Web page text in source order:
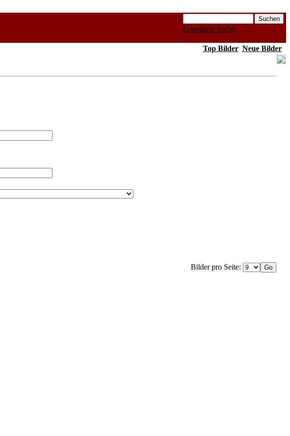
Erweiterte Suche
Top Bilder Neue Bilder
Bilder pro Seite: